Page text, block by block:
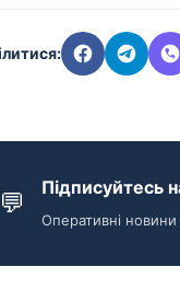
💬 Підписуйтесь
Оперативні